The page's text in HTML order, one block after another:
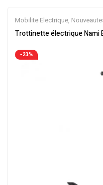
Mobilite Electrique,
Electrique
Trottinette électrique Nami
-23%